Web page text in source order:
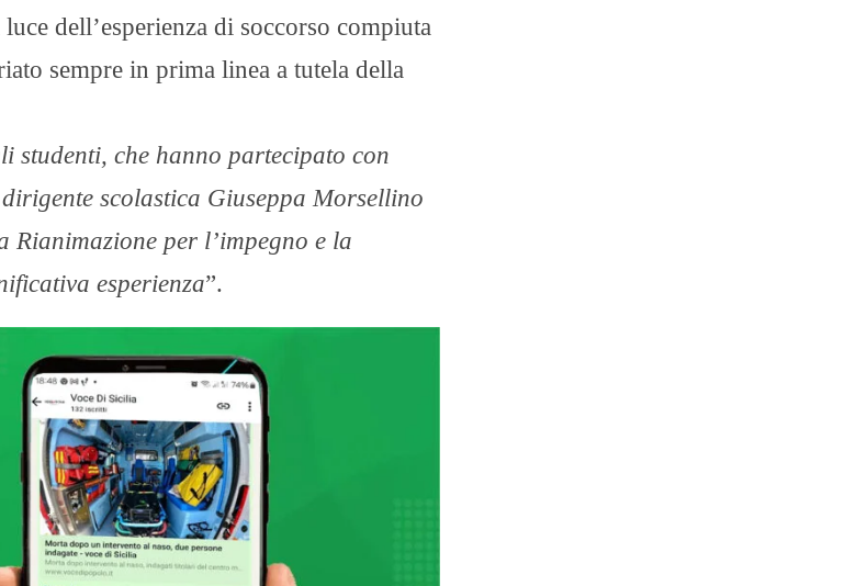
dell’esperienza di soccorso compiuta
sempre in prima linea a tutela della
studenti, che hanno partecipato con
scolastica Giuseppa Morsellino
Rianimazione per l’impegno e la
esperienza”.